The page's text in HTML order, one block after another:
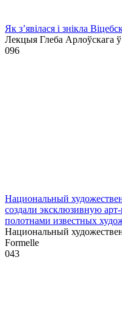
Як з’явілася і знікла
Лекцыя Глеба Арлоўскага
096
Национальный
создали эксклюзивную
полотнами известных
Национальный
Formelle
043